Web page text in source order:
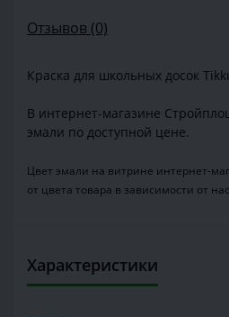
Отзывов (0)
Краска для школьных досок
В интернет-магазине
эмали по доступной цене.
Цвет эмали на витрине интернет-
от цвета товара в зависимости от
Характеристики